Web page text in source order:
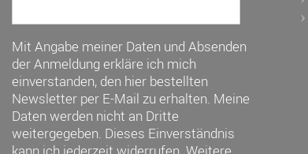
Mit Angabe meiner Daten und Absenden
der Anmeldung erkläre ich mich
einverstanden, den hier bestellten
Newsletter per E-Mail zu erhalten. Meine
Daten werden nicht an Dritte
weitergegeben. Dieses Einverständnis